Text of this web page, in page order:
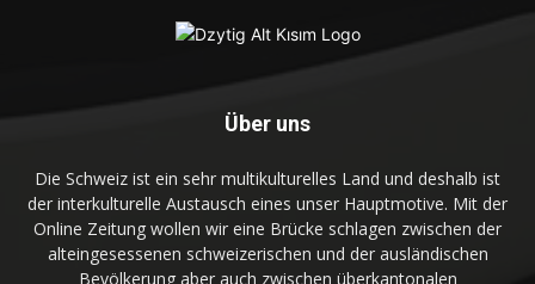
Über uns
Die Schweiz ist ein sehr multikulturelles Land und deshalb ist
der interkulturelle Austausch eines unser Hauptmotive. Mit der
Online Zeitung wollen wir eine Brücke schlagen zwischen der
alteingesessenen schweizerischen und der ausländischen
Bevölkerung aber auch zwischen überkantonalen